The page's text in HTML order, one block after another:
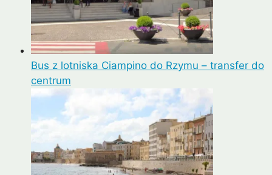
Bus z lotniska Ciampino do Rzymu – transfer do
centrum